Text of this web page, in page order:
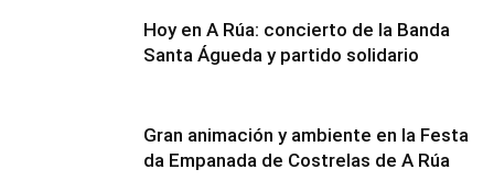
Hoy en A Rúa: concierto de la Banda
Santa Águeda y partido solidario
Gran animación y ambiente en la Festa
da Empanada de Costrelas de A Rúa